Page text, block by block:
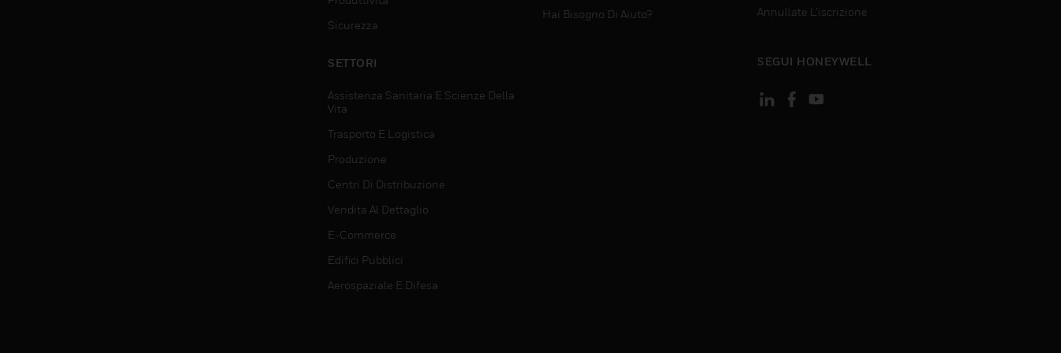
Sicurezza
SETTORI
Assistenza Sanitaria E Scienze Della
Vita
Trasporto E Logistica
Produzione
Centri Di Distribuzione
Vendita Al Dettaglio
E-Commerce
Edifici Pubblici
Aerospaziale E Difesa
Hai Bisogno Di Aiuto?
Annullate L’iscrizione
SEGUI HONEYWELL